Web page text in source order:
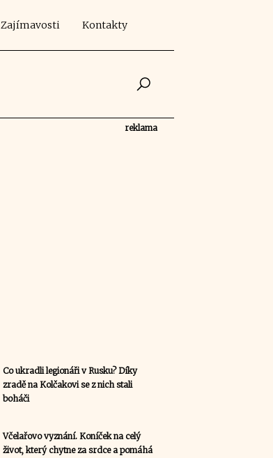
Zajímavosti Kontakty
reklama
Co ukradli legionáři v Rusku? Díky
zradě na Kolčakovi se z nich stali
boháči
Včelařovo vyznání. Koníček na celý
život, který chytne za srdce a pomáhá